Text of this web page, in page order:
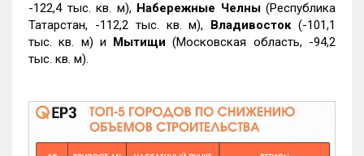
-122,4 тыс. кв. м), Набережные Челны(Республика
Татарстан, -112,2 тыс. кв. м), Владивосток(-101,1
тыс. кв. м) и Мытищи (Московская область, -94,2
тыс. кв. м).